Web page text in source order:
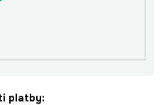
platby: